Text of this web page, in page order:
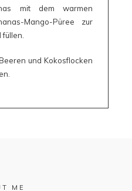
mit dem warmen
Mango-Püree zur
und Kokosflocken
ME